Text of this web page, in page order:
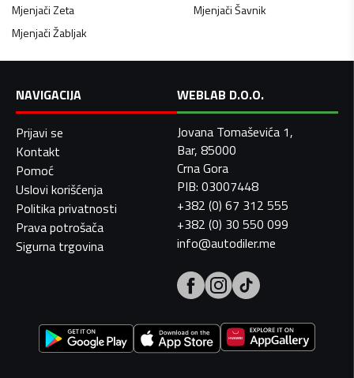
MjenjačiZeta MjenjačiŠavnik
MjenjačiŽabljak
NAVIGACIJA
Prijavi se
Kontakt
Pomoć
Uslovi korišćenja
Politika privatnosti
Prava potrošača
Sigurna trgovina
WEBLAB D.O.O.
Jovana Tomaševića 1,
Bar, 85000
Crna Gora
PIB: 03007448
+382 (0) 67 312 555
+382 (0) 30 550 099
info@autodiler.me